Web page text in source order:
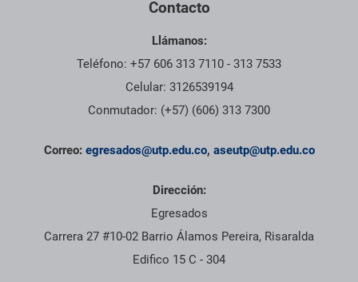
Contacto
Llámanos:
Teléfono: +57 606 313 7110 - 313 7533
Celular: 3126539194
Conmutador: (+57) (606) 313 7300
Correo: egresados@utp.edu.co, aseutp@utp.edu.co
Dirección:
Egresados
Carrera 27 #10-02 Barrio Álamos Pereira, Risaralda
Edifico 15 C - 304